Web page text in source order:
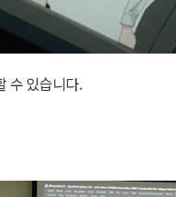
수 있습니다.